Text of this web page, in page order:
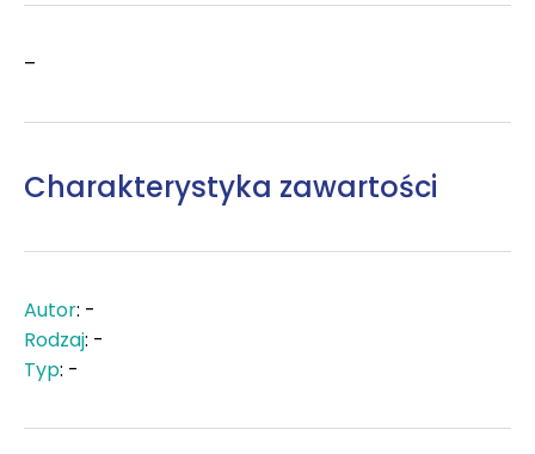
–
Charakterystyka zawartości
Autor: -
Rodzaj: -
Typ: -